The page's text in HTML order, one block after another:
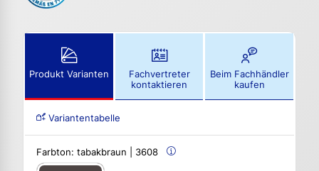
Produkt Varianten
Fachvertreter
kontaktieren
Beim Fachhändler
kaufen
Variantentabelle
Farbton: tabakbraun | 3608